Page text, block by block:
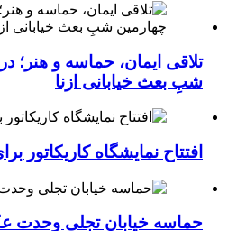
تلاقی ایمان، حماسه و هنر؛
شبِ بعث خیابانی ازنا
افتتاح نمایشگاه کاریکاتور
حماسه خیابان تجلی وحدت